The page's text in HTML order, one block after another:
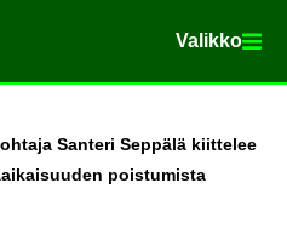
Va­lik­ko
Va­lik­ko
San­te­ri Sep­pä­lä kiit­te­lee
pois­tu­mis­ta